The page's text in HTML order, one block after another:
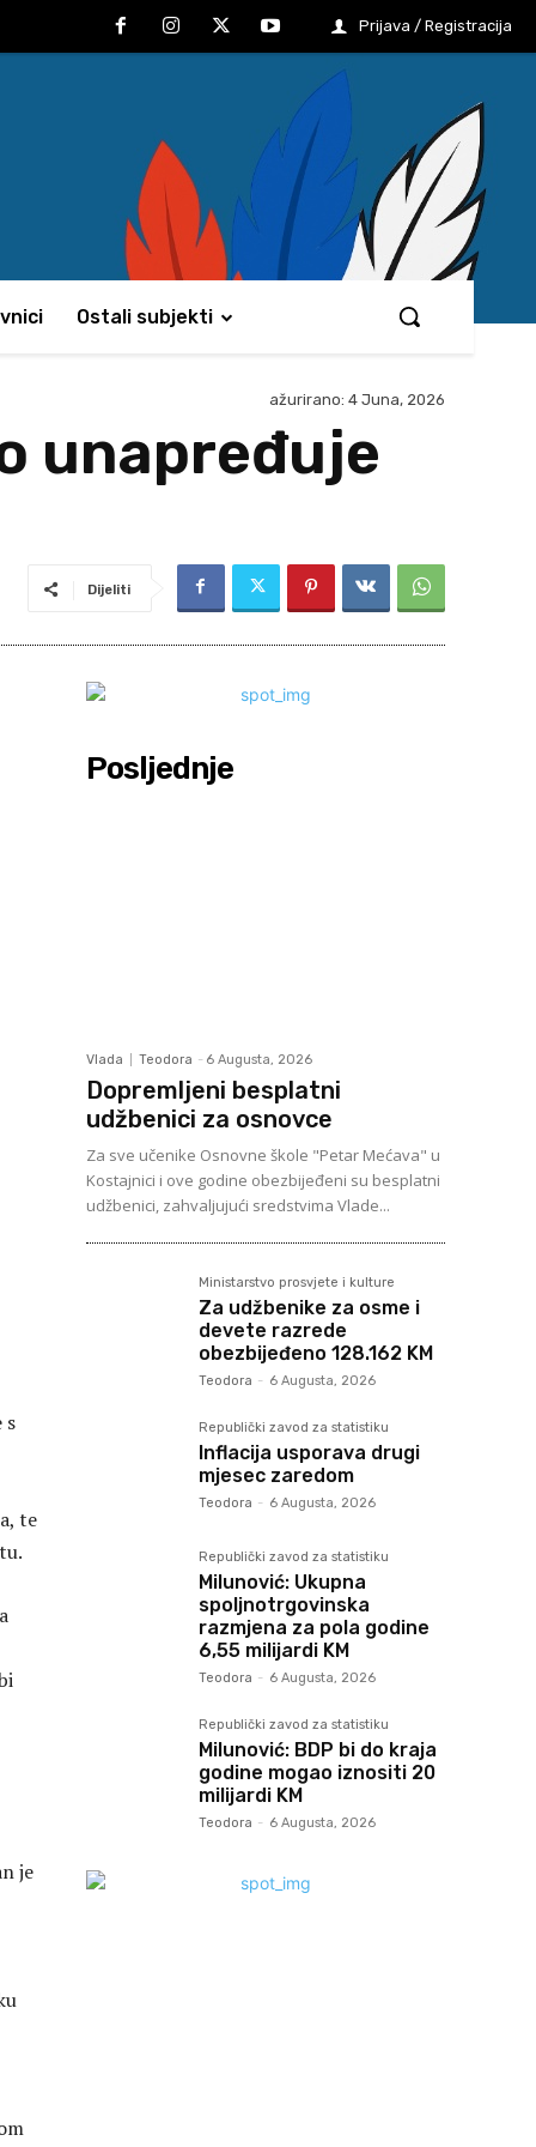
Prijava / Registracija
Ostali subjekti
ažurirano: 4 Juna, 2026
unapređuje
Dijeliti
s
te
je
Posljednje
Vlada Teodora - 6 Augusta, 2026
Dopremljeni besplatni
udžbenici za osnovce
Za sve učenike Osnovne škole "Petar Mećava" u
Kostajnici i ove godine obezbijeđeni su besplatni
udžbenici, zahvaljujući sredstvima Vlade...
Ministarstvo prosvjete i kulture
Za udžbenike za osme i
devete razrede
obezbijeđeno 128.162 KM
Teodora - 6 Augusta, 2026
Republički zavod za statistiku
Inflacija usporava drugi
mjesec zaredom
Teodora - 6 Augusta, 2026
Republički zavod za statistiku
Milunović: Ukupna
spoljnotrgovinska
razmjena za pola godine
6,55 milijardi KM
Teodora - 6 Augusta, 2026
Republički zavod za statistiku
Milunović: BDP bi do kraja
godine mogao iznositi 20
milijardi KM
Teodora - 6 Augusta, 2026